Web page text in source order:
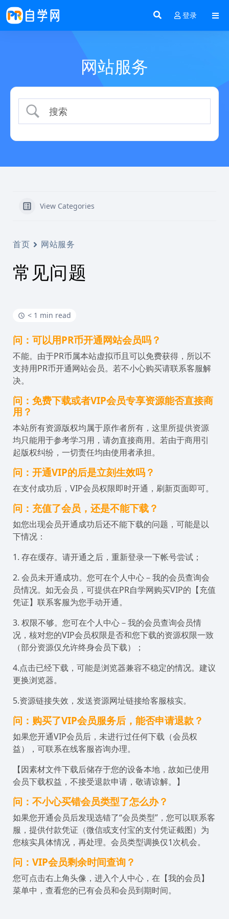
登录
网站服务
View Categories
首页 网站服务
常见问题
< 1 min read
问：可以用PR币开通网站会员吗？
不能。由于PR币属本站虚拟币且可以免费获得，所以不
支持用PR币开通网站会员。若不小心购买请联系客服解
决。
问：免费下载或者VIP会员专享资源能否直接商
用？
本站所有资源版权均属于原作者所有，这里所提供资源
均只能用于参考学习用，请勿直接商用。若由于商用引
起版权纠纷，一切责任均由使用者承担。
问：开通VIP的后是立刻生效吗？
在支付成功后，VIP会员权限即时开通，刷新页面即可。
问：充值了会员，还是不能下载？
如您出现会员开通成功后还不能下载的问题，可能是以
下情况：
1. 存在缓存。请开通之后，重新登录一下帐号尝试；
2. 会员未开通成功。您可在个人中心－我的会员查询会
员情况。如无会员，可提供在PR自学网购买VIP的【充值
凭证】联系客服为您手动开通。
3. 权限不够。您可在个人中心－我的会员查询会员情
况，核对您的VIP会员权限是否和您下载的资源权限一致
（部分资源仅允许终身会员下载）；
4.点击已经下载，可能是浏览器兼容不稳定的情况。建议
更换浏览器。
5.资源链接失效，发送资源网址链接给客服核实。
问：购买了VIP会员服务后，能否申请退款？
如果您开通VIP会员后，未进行过任何下载（会员权
益），可联系在线客服咨询办理。
【因素材文件下载后储存于您的设备本地，故如已使用
会员下载权益，不接受退款申请，敬请谅解。】
问：不小心买错会员类型了怎么办？
如果您开通会员后发现选错了“会员类型”，您可以联系客
服，提供付款凭证（微信或支付宝的支付凭证截图）为
您核实具体情况，再处理。会员类型调换仅1次机会。
问：VIP会员剩余时间查询？
您可点击右上角头像，进入个人中心，在【我的会员】
菜单中，查看您的已有会员和会员到期时间。